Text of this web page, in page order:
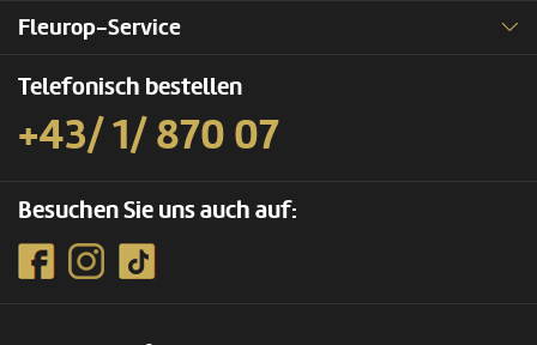
Fleurop-Service
Telefonisch bestellen
+43/ 1/ 870 07
Besuchen Sie uns auch auf: